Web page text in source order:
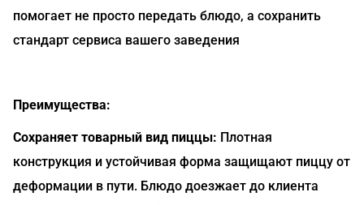
помогает не просто передать блюдо, а сохранить
стандарт сервиса вашего заведения
Преимущества:
Сохраняет товарный вид пиццы: Плотная
конструкция и устойчивая форма защищают пиццу от
деформации в пути. Блюдо доезжает до клиента